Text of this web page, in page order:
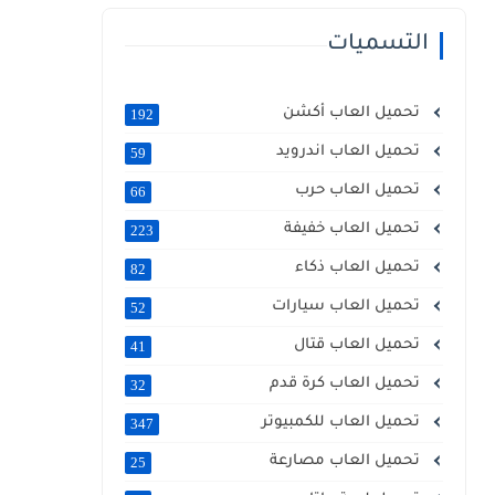
التسميات
تحميل العاب أكشن 192
تحميل العاب اندرويد 59
تحميل العاب حرب 66
تحميل العاب خفيفة 223
تحميل العاب ذكاء 82
تحميل العاب سيارات 52
تحميل العاب قتال 41
تحميل العاب كرة قدم 32
تحميل العاب للكمبيوتر 347
تحميل العاب مصارعة 25